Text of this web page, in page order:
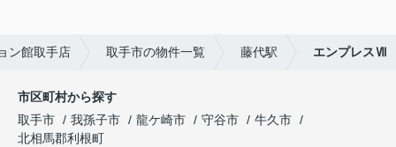
ン館取手店 取手市の物件一覧 藤代駅 エンプレスⅦ
市区町村から探す
取手市
我孫子市 龍ケ崎市 守谷市
牛久市
北相馬郡利根町